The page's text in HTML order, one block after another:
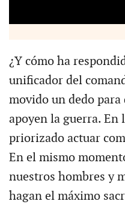
¿Y cómo ha
unificador del
movido un dedo para
apoyen la guerra. En
priorizado actuar
En el mismo
nuestros hombres y
hagan el máximo